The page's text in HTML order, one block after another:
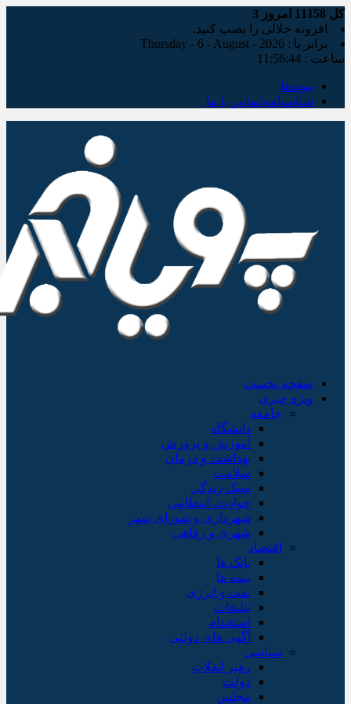
کل امروز 3
افزونه جلالی را نصب کنید.
برابر با : Thursday - 6 - August - 2026
ساعت : 11:56:46
پیوندها
شناسنامه/تماس با ما
صفحه نخست
ویژه خبری
جامعه
دانشگاه
آموزش و پرورش
بهداشت و درمان
سلامت
سبک زندگی
حوادث، انتظامی
شهرداری و شورای شهر
شهری و رفاهی
اقتصاد
بانک ها
بیمه ها
نفت و انرژی
تبلیغات
استخدام
آگهی های دولتی
سیاسی
رهبر انقلاب
دولت
مجلس